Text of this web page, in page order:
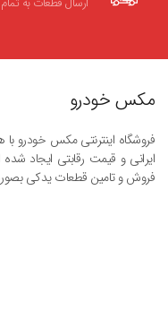
مکس خودرو
فروشگاه اینترنتی مکس خودرو
فروش و تامین قطعات یدکی